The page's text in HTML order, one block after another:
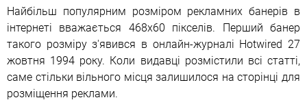
Найбільш популярним розміром рекламних банерів в
інтернеті вважається 468х60 пікселів. Перший банер
такого розміру з'явився в онлайн-журналі Hotwired 27
жовтня 1994 року. Коли видавці розмістили всі статті,
саме стільки вільного місця залишилося на сторінці для
розміщення реклами.